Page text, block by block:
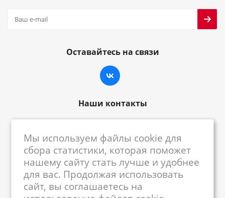
Оставайтесь на связи
Наши контакты
centrkkm@centrkkm.ru
185005, г. Петрозаводск, ул. Промышленная,
1/26
Мы используем файлы cookie для
сбора статистики, которая поможет
нашему сайту стать лучше и удобнее
для вас. Продолжая использовать
сайт, вы соглашаетесь на